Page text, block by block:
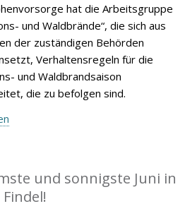
hat die Arbeitsgruppe
und Waldbrände“, die sich aus
der zuständigen Behörden
Verhaltensregeln für die
und Waldbrandsaison
die zu befolgen sind.
und sonnigste Juni in